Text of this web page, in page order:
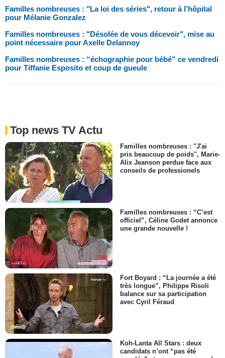
Familles nombreuses : "La loi des séries", retour à l’hôpital
pour Mélanie Gonzalez
Familles nombreuses : "Désolée de vous décevoir", mise au
point nécessaire pour Axelle Delannoy
Familles nombreuses : “échographie pour bébé” ce vendredi
pour Tiffanie Esposito et coup de gueule
Top news TV Actu
Familles nombreuses : "J'ai
pris beaucoup de poids", Marie-
Alix Jeanson perdue face aux
conseils de professionels
Familles nombreuses : “C’est
officiel”, Céline Godet annonce
une grande nouvelle !
Fort Boyard : “La journée a été
très longue”, Philippe Risoli
balance sur sa participation
avec Cyril Féraud
Koh-Lanta All Stars : deux
candidats n’ont “pas été